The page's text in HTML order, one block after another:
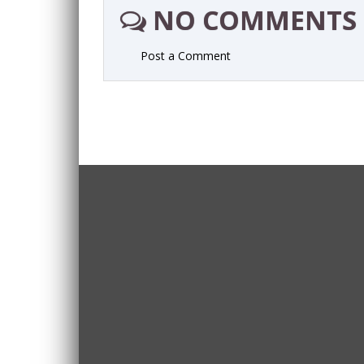
NO COMMENTS
Post a Comment